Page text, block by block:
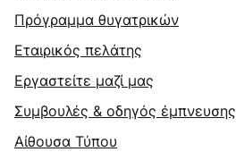
Πρόγραμμα θυγατρικών
Εταιρικός πελάτης
Εργαστείτε μαζί μας
Συμβουλές & οδηγός έμπνευσης
Αίθουσα Τύπου